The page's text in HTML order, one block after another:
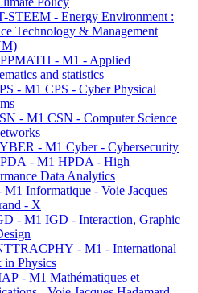
STEEM - Energy Environment :
Technology & Management
- M1 - Applied
and statistics
- M1 CPS - Cyber Physical
- M1 CSN - Computer Science
- M1 Cyber - Cybersecurity
- M1 HPDA - High
Data Analytics
Informatique - Voie Jacques
- X
- M1 IGD - Interaction, Graphic
- M1 - International
in Physics
- M1 Mathématiques et